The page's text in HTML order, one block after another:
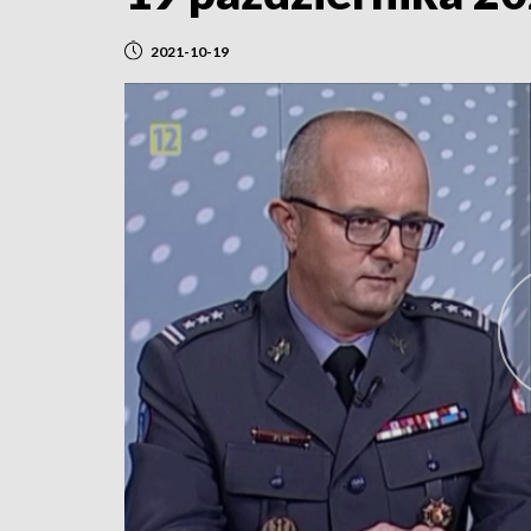
2021-10-19